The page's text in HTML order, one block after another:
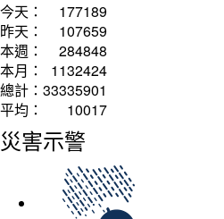
今天：
177189
昨天：
107659
本週：
284848
本月：
1132424
總計： 33335901
平均：
10017
災害示警